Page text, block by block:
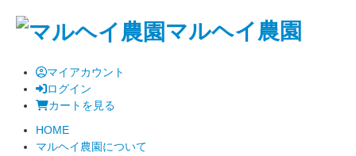
マルヘイ農園
マイアカウント
ログイン
カートを見る
HOME
マルヘイ農園について